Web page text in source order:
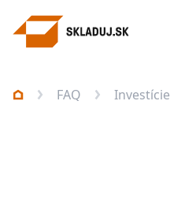
FAQ Investície